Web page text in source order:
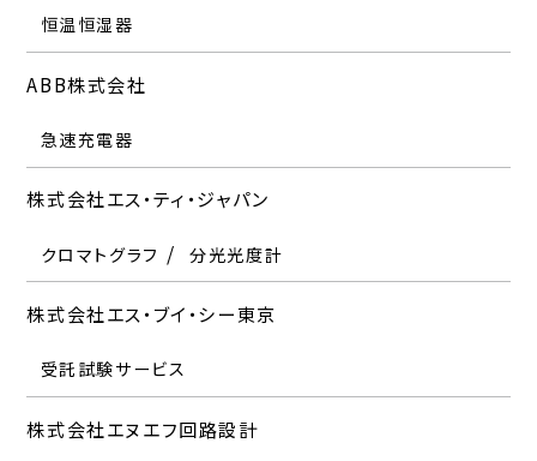
恒温恒湿器
ABB株式会社
急速充電器
株式会社エス・ティ・ジャパン
クロマトグラフ 分光光度計
株式会社エス・ブイ・シー東京
受託試験サービス
株式会社エヌエフ回路設計
任意波形発生器
燃料電池評価システム
光学顕微鏡 工業用内視鏡 超音波検査装置
振動試験装置 衝撃試験機
恒温恒湿器
エアバッグシステム開発検査装置（衝撃試験機）
エム・ビー・エス株式会社
プレスケール
コニカミノルタ株式会社
ジャパンハイテック株式会社
光学顕微鏡
スカラ株式会社
スガ試験機株式会社
オゾン劣化試験機
株式会社菅原研究所
オゾン劣化試験機
高分子材料評価試験機
東レエンジニアリング株式会社
水質分析計
特許機器株式会社
防振・除振機器 振動監視システム
株式会社トプコンテクノハウス
分光放射計 輝度計 照度計
表面粗さ測定機 粒度分布測定装置
レーザー光源
PIV
原子間力顕微鏡(AFM)
株式会社ニラコ
消耗品(純金属・合金・蒸着源)
株式会社ニレコ
分光光度計
ネッチ・ジャパン 株式会社
熱分析装置